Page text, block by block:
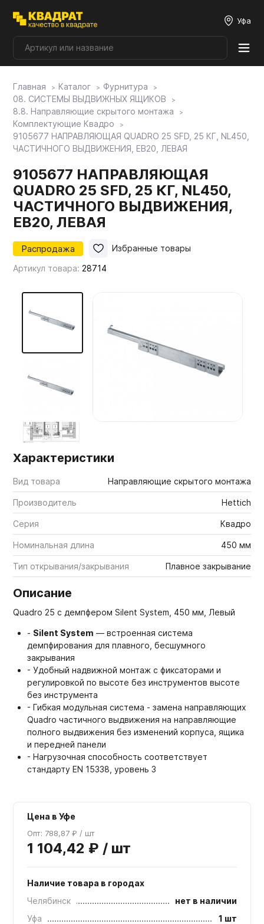
Уфа
Плитные материалы
Фурнитура
Мой ЭГГЕР
Фасады
Главная Каталог
Фурнитура
08. СИСТЕМЫ ВЫДВИЖНЫХ ЯЩИКОВ
8.8. Направляющие скрытого монтажа
Комплектующие Квадро
9105677 НАПРАВЛЯЮЩАЯ QUADRO 25 SFD, 25 КГ, NL450,
ЧАСТИЧНОГО ВЫДВИЖЕНИЯ, EB20, ЛЕВАЯ
9105677 НАПРАВЛЯЮЩАЯ
QUADRO 25 SFD, 25 КГ, NL450,
ЧАСТИЧНОГО ВЫДВИЖЕНИЯ,
EB20, ЛЕВАЯ
Распродажа
Артикул товара: 28714
Избранные товары
Характеристики
Вид товара Направляющие скрытого монтажа
Производитель Hettich
Серия Квадро
Номинальная длина 450 мм
Тип открывания/закрывания Плавное закрывание
Описание
Quadro 25 с демпфером Silent System, 450 мм, Левый
- Silent System — встроенная система
демпфирования для плавного, бесшумного
закрывания
- Удобный надвижной монтаж с фиксаторами и
регулировкой по высоте без инструментов высоте
без инструмента
- Гибкая модульная система - замена направляющих
Quadro частичного выдвижения на направляющие
полного выдвижения без изменений корпуса, ящика
и передней панели
- Нагрузочная способность соответствует
стандарту EN 15338, уровень 3
Цена в Уфе
Опт: 788,87 ₽ / шт
1 104,42 ₽ / шт
Наличие товара в городах
Челябинск
нет в наличии
Уфа
1 шт